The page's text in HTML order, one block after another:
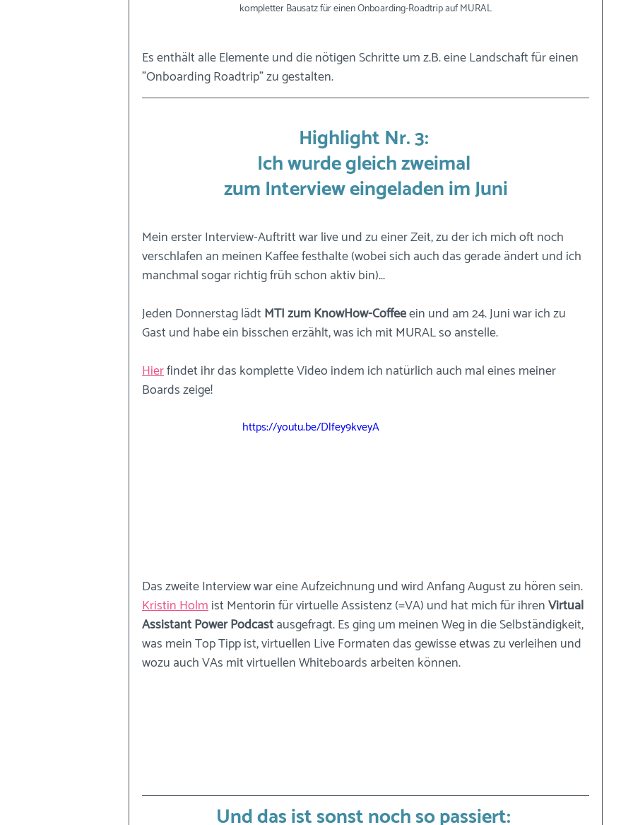
kompletter Bausatz für einen Onboarding-Roadtrip auf MURAL
Es enthält alle Elemente und die nötigen Schritte um z.B. eine Landschaft für einen
"Onboarding Roadtrip" zu gestalten.
Highlight Nr. 3:
Ich wurde gleich zweimal
zum Interview eingeladen im Juni
Mein erster Interview-Auftritt war live und zu einer Zeit, zu der ich mich oft noch
verschlafen an meinen Kaffee festhalte (wobei sich auch das gerade ändert und ich
manchmal sogar richtig früh schon aktiv bin)...
Jeden Donnerstag lädt MTI zum KnowHow-Coffee ein und am 24. Juni war ich zu
Gast und habe ein bisschen erzählt, was ich mit MURAL so anstelle.
Hier findet ihr das komplette Video indem ich natürlich auch mal eines meiner
Boards zeige!
https://youtu.be/Dlfey9kveyA
Das zweite Interview war eine Aufzeichnung und wird Anfang August zu hören sein.
Kristin Holm ist Mentorin für virtuelle Assistenz (=VA) und hat mich für ihren Virtual
Assistant Power Podcast ausgefragt. Es ging um meinen Weg in die Selbständigkeit,
was mein Top Tipp ist, virtuellen Live Formaten das gewisse etwas zu verleihen und
wozu auch VAs mit virtuellen Whiteboards arbeiten können.
Und das ist sonst noch so passiert: